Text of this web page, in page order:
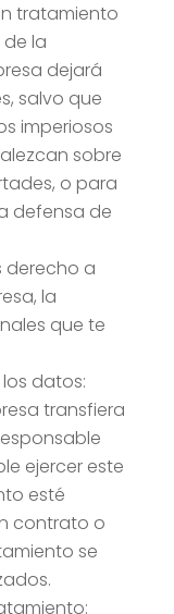
tratamiento
la
dejará
salvo que
imperiosos
sobre
o para
defensa de
derecho a
la
que te
datos:
transfiera
ejercer este
esté
contrato o
se